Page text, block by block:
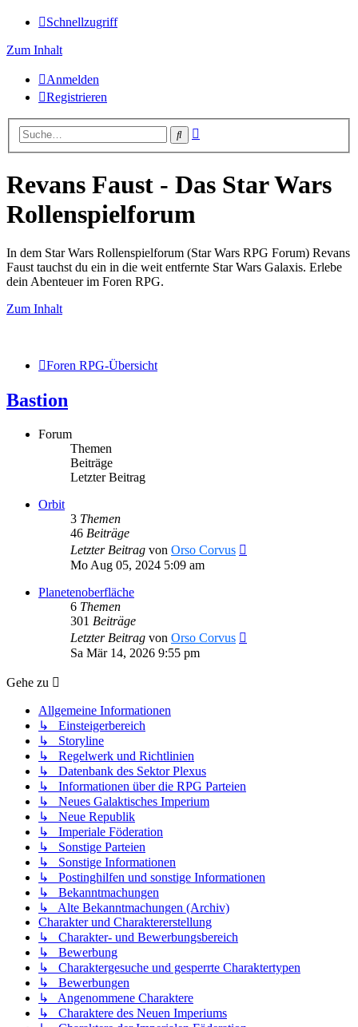
Schnellzugriff
Zum Inhalt
Anmelden
Registrieren
Suche
Revans Faust - Das Star Wars
Rollenspielforum
In dem Star Wars Rollenspielforum (Star Wars RPG Forum) Revans
Faust tauchst du ein in die weit entfernte Star Wars Galaxis. Erlebe
dein Abenteuer im Foren RPG.
Zum Inhalt
Foren RPG-Übersicht
Bastion
Forum
Themen
Beiträge
Letzter Beitrag
Orbit
3 Themen
46 Beiträge
Letzter Beitrag von Orso Corvus
Mo Aug 05, 2024 5:09 am
Planetenoberfläche
6 Themen
301 Beiträge
Letzter Beitrag von Orso Corvus
Sa Mär 14, 2026 9:55 pm
Gehe zu
Allgemeine Informationen
↳ Einsteigerbereich
↳ Storyline
↳ Regelwerk und Richtlinien
↳ Datenbank des Sektor Plexus
↳ Informationen über die RPG Parteien
↳ Neues Galaktisches Imperium
↳ Neue Republik
↳ Imperiale Föderation
↳ Sonstige Parteien
↳ Sonstige Informationen
↳ Postinghilfen und sonstige Informationen
↳ Bekanntmachungen
↳ Alte Bekanntmachungen (Archiv)
Charakter und Charaktererstellung
↳ Charakter- und Bewerbungsbereich
↳ Bewerbung
↳ Charaktergesuche und gesperrte Charaktertypen
↳ Bewerbungen
↳ Angenommene Charaktere
↳ Charaktere des Neuen Imperiums